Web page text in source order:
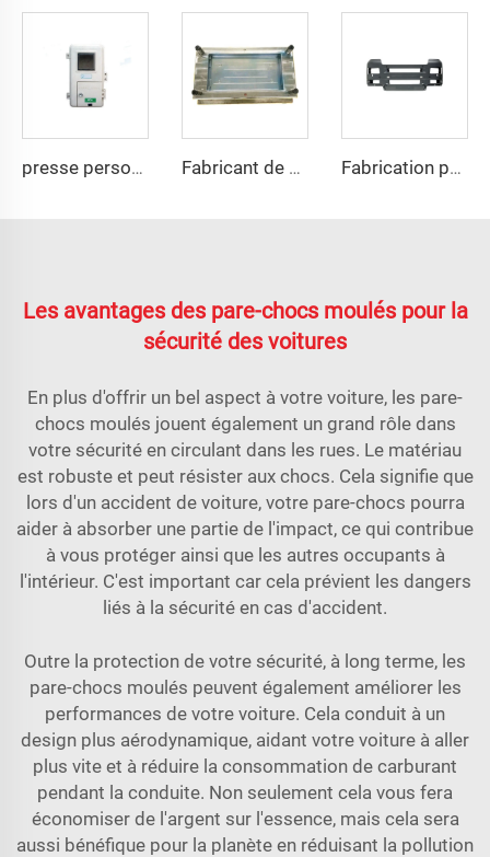
presse personnalisée de 500T pour moule de compression de boîte industrielle SMC Fabricant de moules de boîtes de jonction SMC en fibre de verre Fabrication professionnelle de moules en SMC pour ailes arrière
Les avantages des pare-chocs moulés pour la
sécurité des voitures
En plus d'offrir un bel aspect à votre voiture, les pare-
chocs moulés jouent également un grand rôle dans
votre sécurité en circulant dans les rues. Le matériau
est robuste et peut résister aux chocs. Cela signifie que
lors d'un accident de voiture, votre pare-chocs pourra
aider à absorber une partie de l'impact, ce qui contribue
à vous protéger ainsi que les autres occupants à
l'intérieur. C'est important car cela prévient les dangers
liés à la sécurité en cas d'accident.
Outre la protection de votre sécurité, à long terme, les
pare-chocs moulés peuvent également améliorer les
performances de votre voiture. Cela conduit à un
design plus aérodynamique, aidant votre voiture à aller
plus vite et à réduire la consommation de carburant
pendant la conduite. Non seulement cela vous fera
économiser de l'argent sur l'essence, mais cela sera
aussi bénéfique pour la planète en réduisant la pollution